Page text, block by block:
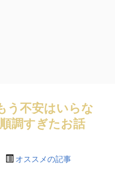
不安はいらな
調すぎたお話
オススメの記事